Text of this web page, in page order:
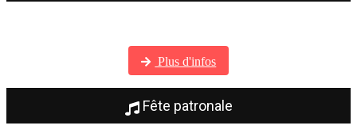
Plus d'infos
Fête patronale